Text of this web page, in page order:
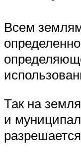
Всем
Так на
и